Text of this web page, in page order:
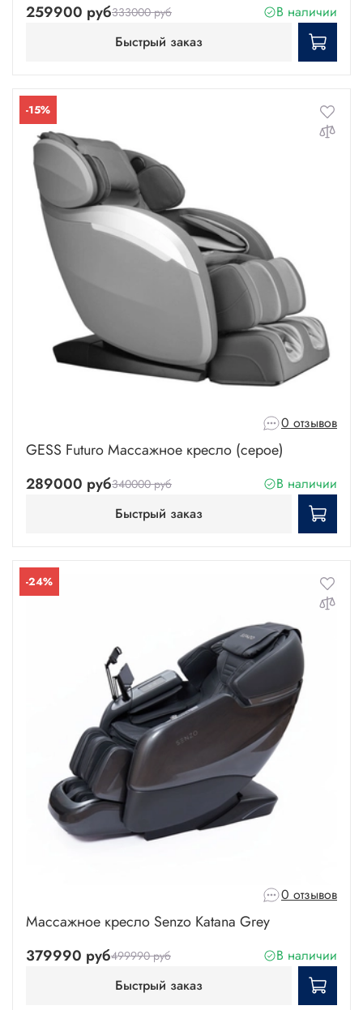
259900 руб333000 руб
В наличии
Быстрый заказ
-15%
0 отзывов
GESS Futuro Массажное кресло (серое)
289000 руб340000 руб
В наличии
Быстрый заказ
-24%
0 отзывов
Массажное кресло Senzo Katana Grey
379990 руб499990 руб
В наличии
Быстрый заказ